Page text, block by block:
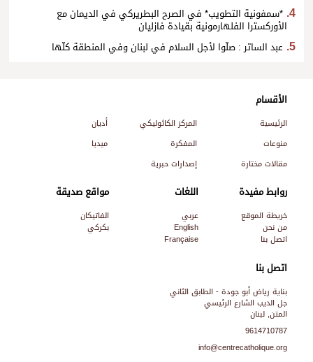
*سمفونية التطويب* في الصرح البطريركي في الديمان مع
الأوركسترا الفلهارمونية بقيادة فازليان
عبد الساتر : صلّوا لأجل السلام في لبنان وفي المنطقة كلّها
اتصل بنا
بناية رياض أبو جودة - الطابق الثاني
جل الديب الشارع الرئيسي
المتن, لبنان
9614710787
info@centrecatholique.org
الأقسام
الرئيسية المركز الكاثوليكي
أديان
منوعات
المفكرة
ميديا
مقالات مختارة
إصدارات حبرية
روابط مفيدة
خريطة الموقع
من نحن
اتصل بنا
اللغات
عربي
English
Française
مواقع صديقة
الفاتيكان
بكركي